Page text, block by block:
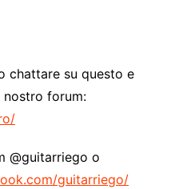
chattare su questo e
forum:
@guitarriego o
guitarriego/